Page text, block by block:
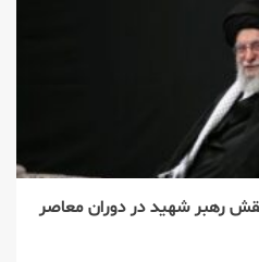
رهبر شهید در دوران معاصر